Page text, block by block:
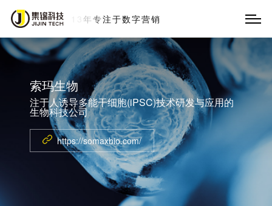
字营销
索玛生物
注于人诱导多能干细胞(iPSC)技术研发与应用的
生物科技公司
https://somaxbio.com/